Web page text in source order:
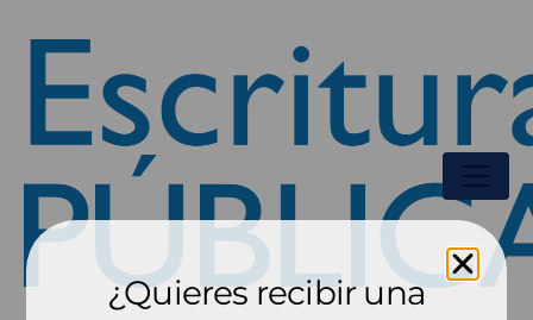
¿Quieres recibir una